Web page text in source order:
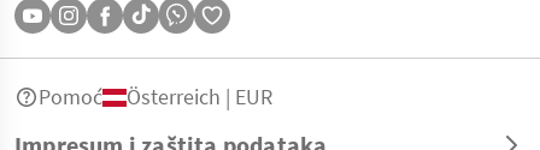
Pomoć Österreich | EUR